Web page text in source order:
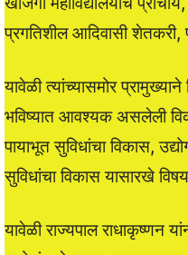
प्रगतिशील आदिवासी शेतकरी,
यावेळी त्यांच्यासमोर
भविष्यात आवश्यक असलेली
पायाभूत सुविधांचा विकास,
सुविधांचा विकास यासारखे
यावेळी राज्यपाल राधाकृष्णन